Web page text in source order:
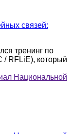
связей:
тренинг по
/ RFLiE), который
Национальной